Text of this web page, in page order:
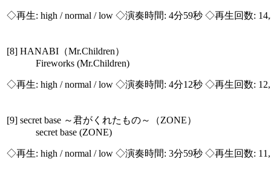
◇再生: high / normal / low ◇演奏時間: 4分59秒 ◇再生回数:
[8] HANABI（Mr.Children）
Fireworks (Mr.Children)
◇再生: high / normal / low ◇演奏時間: 4分12秒 ◇再生回数:
[9] secret base ～君がくれたもの～（ZONE）
secret base (ZONE)
◇再生: high / normal / low ◇演奏時間: 3分59秒 ◇再生回数: